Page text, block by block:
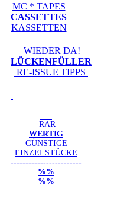
MC * TAPES
CASSETTES
KASSETTEN
WIEDER DA!
LÜCKENFÜLLER
RE-ISSUE TIPPS
-----
RAR
WERTIG
GÜNSTIGE
EINZELSTÜCKE
------------------------
%%
%%